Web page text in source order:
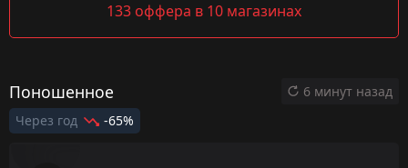
133 оффера в 10 магазинах
Поношенное
Через год -65%
6 минут назад